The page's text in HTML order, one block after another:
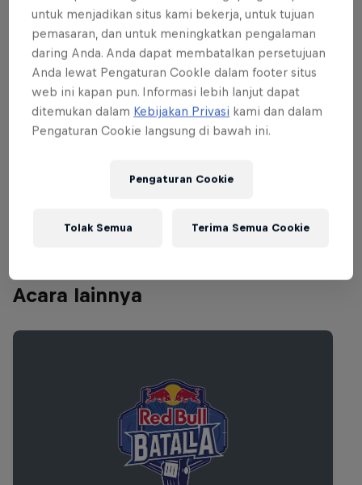
songwriter excursions to banger-filled
sets from Fatboy Slim and Four Tet.Red
Bull Music Academywill once again
turn Fira Montjuïc, Plaça d’ Espanya, into
the SônarDome during the daytime.
Among the vast line-up promised so far
Mountain High, Tuff City Kids, Sapphire
Acara lainnya
untuk menjadikan situs kami bekerja, untuk tujuan
pemasaran, dan untuk meningkatkan pengalaman
daring Anda. Anda dapat membatalkan persetujuan
Anda lewat Pengaturan CookIe dalam footer situs
web ini kapan pun. Informasi lebih lanjut dapat
ditemukan dalam Kebijakan Privasi kami dan dalam
Pengaturan Cookie langsung di bawah ini.
Pengaturan Cookie
Tolak Semua Terima Semua Cookie